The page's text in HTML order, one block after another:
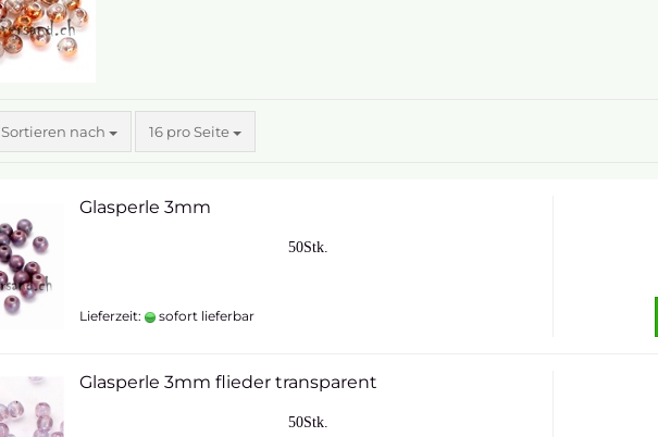
Sortieren nach 16 pro Seite
Glasperle 3mm
50Stk.
Lieferzeit: sofort lieferbar
Glasperle 3mm flieder transparent
50Stk.